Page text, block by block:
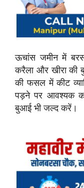
ऊचांस जमीन में
करैला और खीरा की
की फसल में कीट
पड़ने पर आवश्यक
बुआई भी जल्द करें।